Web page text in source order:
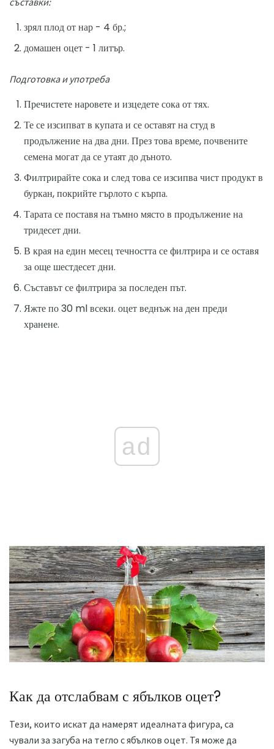
зрял плод от нар - 4 бр.;
домашен оцет - 1 литър.
Подготовка и употреба
Пречистете наровете и изцедете сока от тях.
Те се изсипват в купата и се оставят на студ в
продължение на два дни. През това време, почвените
семена могат да се утаят до дъното.
Филтрирайте сока и след това се изсипва чист продукт в
буркан, покрийте гърлото с кърпа.
Тарата се поставя на тъмно място в продължение на
тридесет дни.
В края на един месец течността се филтрира и се оставя
за още шестдесет дни.
Съставът се филтрира за последен път.
Яжте по 30 ml всеки. оцет веднъж на ден преди
хранене.
ad
Как да отслабвам с ябълков оцет?
Тези, които искат да намерят идеалната фигура, са
чували за загуба на тегло с ябълков оцет. Тя може да